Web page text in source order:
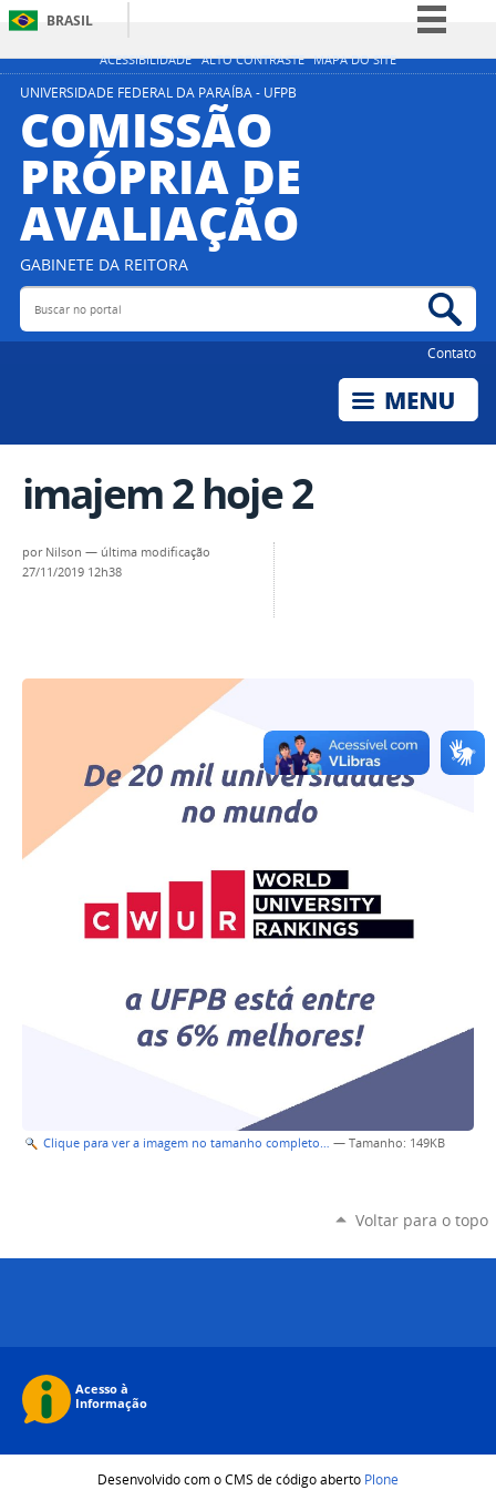
ACESSIBILIDADE ALTO CONTRASTE MAPA DO SITE
BRASIL
Simplifique!
Acesso à informação
UNIVERSIDADE FEDERAL DA PARAÍBA - UFPB
COMISSÃO
PRÓPRIA DE
AVALIAÇÃO
GABINETE DA REITORA
Buscar no portal
Contato
imajem 2 hoje 2
por Nilson — última modificação
27/11/2019 12h38
Clique para ver a imagem no tamanho completo… — Tamanho: 149KB
Voltar para o topo
Desenvolvido com o CMS de código aberto Plone